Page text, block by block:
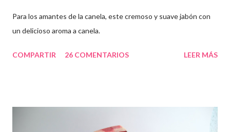
Para los amantes de la canela, este cremoso y suave jabón con
un delicioso aroma a canela.
COMPARTIR 26 COMENTARIOS LEER MÁS